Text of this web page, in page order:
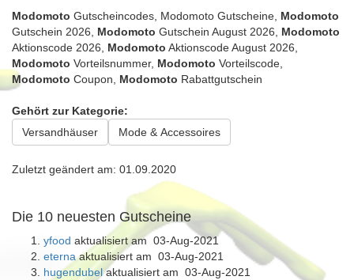
Modomoto Gutscheincodes, Modomoto Gutscheine, Modomoto
Gutschein 2026, Modomoto Gutschein August 2026, Modomoto
Aktionscode 2026, Modomoto Aktionscode August 2026,
Modomoto Vorteilsnummer, Modomoto Vorteilscode,
Modomoto Coupon, Modomoto Rabattgutschein
Gehört zur Kategorie:
Versandhäuser
Mode & Accessoires
Zuletzt geändert am: 01.09.2020
Die 10 neuesten Gutscheine
yfood aktualisiert am 03-Aug-2021
eternaaktualisiert am 03-Aug-2021
hugendubelaktualisiert am 03-Aug-2021